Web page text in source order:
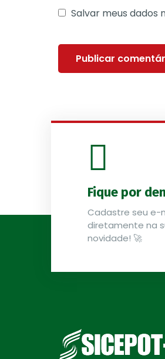
Salvar meus dados
Fique por
Cadastre seu e-
diretamente na
novidade! 🚀